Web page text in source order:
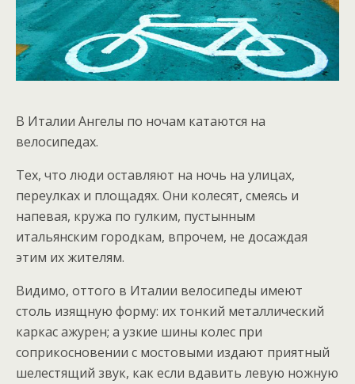
В Италии Ангелы по ночам катаются на
велосипедах.
Тех, что люди оставляют на ночь на улицах,
переулках и площадях. Они колесят, смеясь и
напевая, кружа по гулким, пустынным
итальянским городкам, впрочем, не досаждая
этим их жителям.
Видимо, оттого в Италии велосипеды имеют
столь изящную форму: их тонкий металлический
каркас ажурен; а узкие шины колес при
соприкосновении с мостовыми издают приятный
шелестящий звук, как если вдавить левую ножную